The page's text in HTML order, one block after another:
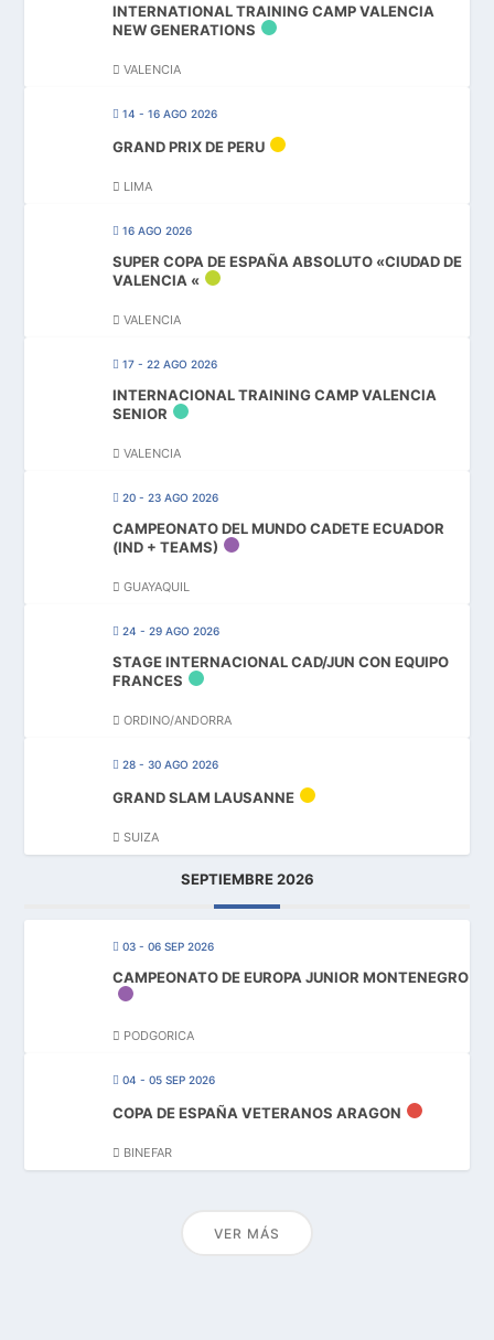
INTERNATIONAL TRAINING CAMP VALENCIA
NEW GENERATIONS
VALENCIA
14 - 16 AGO 2026
GRAND PRIX DE PERU
LIMA
16 AGO 2026
SUPER COPA DE ESPAÑA ABSOLUTO «CIUDAD DE
VALENCIA «
VALENCIA
17 - 22 AGO 2026
INTERNACIONAL TRAINING CAMP VALENCIA
SENIOR
VALENCIA
20 - 23 AGO 2026
CAMPEONATO DEL MUNDO CADETE ECUADOR
(IND + TEAMS)
GUAYAQUIL
24 - 29 AGO 2026
STAGE INTERNACIONAL CAD/JUN CON EQUIPO
FRANCES
ORDINO/ANDORRA
28 - 30 AGO 2026
GRAND SLAM LAUSANNE
SUIZA
SEPTIEMBRE 2026
03 - 06 SEP 2026
CAMPEONATO DE EUROPA JUNIOR MONTENEGRO
PODGORICA
04 - 05 SEP 2026
COPA DE ESPAÑA VETERANOS ARAGON
BINEFAR
VER MÁS